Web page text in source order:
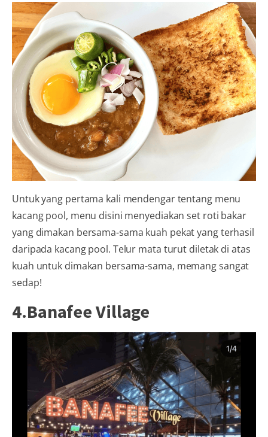
Untuk yang pertama kali mendengar tentang menu
kacang pool, menu disini menyediakan set roti bakar
yang dimakan bersama-sama kuah pekat yang terhasil
daripada kacang pool. Telur mata turut diletak di atas
kuah untuk dimakan bersama-sama, memang sangat
sedap!
4.Banafee Village